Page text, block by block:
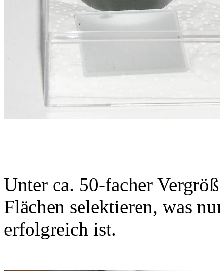
Unter ca. 50-facher
Flächen selektieren, was
erfolgreich ist.